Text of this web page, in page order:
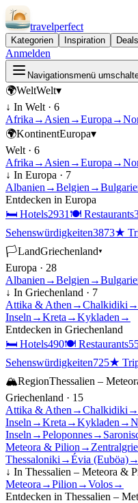
travelperfect
Kategorien Inspiration Deals
Anmelden
Navigationsmenü
🌍WeltWelt▾
↓ In Welt · 6
Afrika → Asien →Europa →
🌍KontinentEuropa▾
Welt · 6
Afrika → Asien →Europa →
↓ In Europa · 7
Albanien →Belgien →
Entdecken in Europa
🛏 Hotels2931 🍽 Restaurants
Sehenswürdigkeiten3873★
🏳LandGriechenland▾
Europa · 28
Albanien →Belgien →
↓ In Griechenland · 7
Attika & Athen →Chalkidiki →
Inseln →Kreta →Kykladen →
Entdecken in Griechenland
🛏 Hotels490🍽 Restaurants
Sehenswürdigkeiten725★
🏔RegionThessalien –
Griechenland · 15
Attika & Athen →Chalkidiki →
Inseln →Kreta →Kykladen →
Inseln →Peloponnes→
Meteora & Pilion →
Thessaloniki →Évia (Euböa)→
↓ In Thessalien – Meteora &
Meteora →Pilion →Volos→
Entdecken in Thessalien –